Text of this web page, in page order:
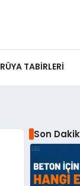
RÜYA TABIRLERI
Son